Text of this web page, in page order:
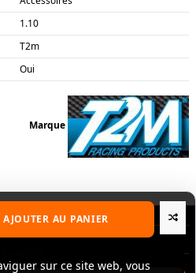
AJOUTER AU PANIER
sur ce site web, vous
1.10
T2m
Oui
Marque
produits
sur ce site web, vous